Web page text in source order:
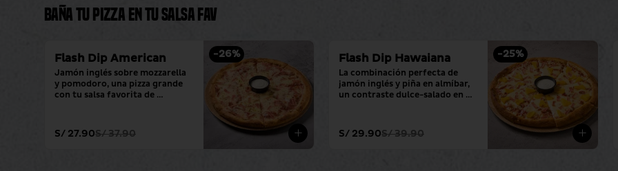
Baña tu pizza en tu salsa fav
-26%
Flash Dip American
Jamón inglés sobre mozzarella
y pomodoro, una pizza grande
con tu salsa favorita de
S/ 27.90S/ 37.90
-25%
Flash Dip Hawaiana
La combinación perfecta de
jamón inglés y piña en almíbar,
un contraste dulce-salado en
S/ 29.90S/ 39.90